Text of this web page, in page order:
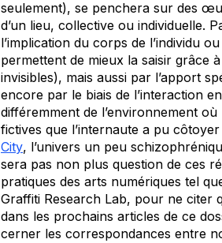
seulement), se penchera sur des
d’un lieu, collective ou individuelle.
l’implication du corps de l’individu
permettent de mieux la saisir grâce
invisibles), mais aussi par l’apport
encore par le biais de l’interaction
différemment de l’environnement
fictives que l’internaute a pu
City, l’univers un peu
sera pas non plus question de ces
pratiques des arts numériques tel
Graffiti Research Lab, pour ne citer
dans les prochains articles de ce
cerner les correspondances entre